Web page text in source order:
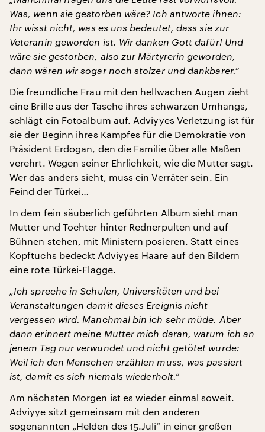
Was, wenn sie gestorben wäre? Ich antworte ihnen:
Ihr wisst nicht, was es uns bedeutet, dass sie zur
Veteranin geworden ist. Wir danken Gott dafür! Und
wäre sie gestorben, also zur Märtyrerin geworden,
dann wären wir sogar noch stolzer und dankbarer.“
Die freundliche Frau mit den hellwachen Augen zieht
eine Brille aus der Tasche ihres schwarzen Umhangs,
schlägt ein Fotoalbum auf. Adviyyes Verletzung ist für
sie der Beginn ihres Kampfes für die Demokratie von
Präsident Erdogan, den die Familie über alle Maßen
verehrt. Wegen seiner Ehrlichkeit, wie die Mutter sagt.
Wer das anders sieht, muss ein Verräter sein. Ein
Feind der Türkei…
In dem fein säuberlich geführten Album sieht man
Mutter und Tochter hinter Rednerpulten und auf
Bühnen stehen, mit Ministern posieren. Statt eines
Kopftuchs bedeckt Adviyyes Haare auf den Bildern
eine rote Türkei-Flagge.
„Ich spreche in Schulen, Universitäten und bei
Veranstaltungen damit dieses Ereignis nicht
vergessen wird. Manchmal bin ich sehr müde. Aber
dann erinnert meine Mutter mich daran, warum ich an
jenem Tag nur verwundet und nicht getötet wurde:
Weil ich den Menschen erzählen muss, was passiert
ist, damit es sich niemals wiederholt.“
Am nächsten Morgen ist es wieder einmal soweit.
Adviyye sitzt gemeinsam mit den anderen
sogenannten „Helden des 15.Juli“ in einer großen